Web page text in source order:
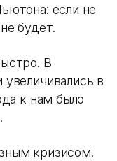
если не
будет.
В
в
к нам было
кризисом.